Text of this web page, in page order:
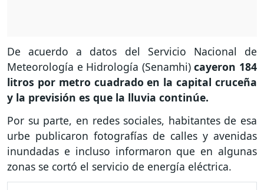
De acuerdo a datos del Servicio Nacional de
Meteorología e Hidrología (Senamhi)cayeron 184
litros por metro cuadrado en la capital cruceña
y la previsión es que la lluvia continúe.
Por su parte, en redes sociales, habitantes de esa
urbe publicaron fotografías de calles y avenidas
inundadas e incluso informaron que en algunas
zonas se cortó el servicio de energía eléctrica.